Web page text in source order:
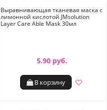
Выравнивающая тканевая маска с
лимонной кислотой JMsolution
Layer Care Able Mask 30мл
5.90 руб.
В корзину